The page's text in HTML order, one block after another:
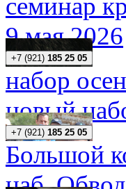
семинар
9 мая 2026
+7 (921) 185 25 05
набор
новый
+7 (921) 185 25 05
Большой